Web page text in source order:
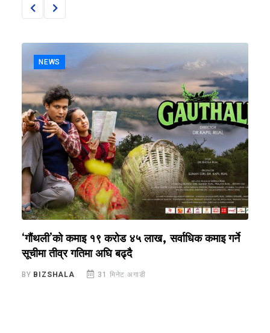
NEWS
‘गौंथली’को कमाइ १९ करोड ४५ लाख, सर्वाधिक कमाइ गर्ने
सूचीमा तीव्र गतिमा अघि बढ्दै
BY BIZSHALA 31 मिनेट अगाडी